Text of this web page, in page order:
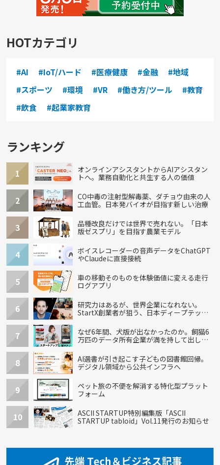
HOTカテゴリ
#AI #IoT/ハード #医療健康 #金融
#地域
#スポーツ
#環境 #VR #働き方/ツール
#教育
#飲食
#起業家教育
ランキング
1
オンラインアシスタントからAIアシスタン
トへ。業務自動化と共生する人の価値
2
CO中毒の注射型解毒薬、ダチョウ由来の人
工血管。日本発バイオが目指す新しい治療
3
品種改良だけでは世界で売れない。「日本
版ゼスプリ」を目指す農業モデル
4
ボイスレコーダーの音声データをChatGPT
やClaudeに直接接続
5
車の移動そのものを体験価値に変える走行
ログアプリ
6
研究力はあるが、世界企業になれない。
StartX創業者が狙う、日本ディープテック
7
なぜ6年間、犬版が出なかったのか。飼猫6
万匹のデータ所有企業が満を持して出し
8
AI選書が引き起こす子どもの図書館回帰。
デジタル領域から公共インフラへ
9
ペット旅の不便を解消する特化型プラット
フォーム
10
ASCII STARTUP特別編集版「ASCII
STARTUP tabloid」Vol.11発行のお知らせ